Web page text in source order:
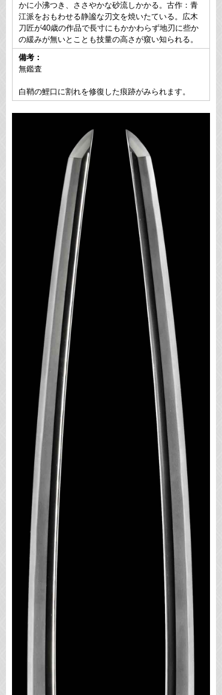
かに小沸つき、ささやかな砂流しかかる。古作：青
江派をおもわせる静謐な刃文を焼いたている。広木
刀匠が40歳の作品で長寸にもかかわらず地刃に些か
の緩みが無いとことも技量の高さが窺い知られる。
備考：
無鑑査
白鞘の鯉口に割れを修復した痕跡がみられます。